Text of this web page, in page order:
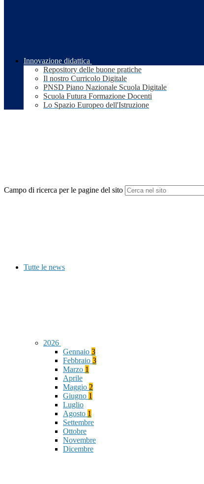
Innovazione didattica
Repository delle buone pratiche
Il nostro Curricolo Digitale
PNSD Piano Nazionale Scuola Digitale
Scuola Futura Formazione Docenti
Lo Spazio Europeo dell'Istruzione
Campo di ricerca per le pagine del sito
Tutte le news
2026
Gennaio 3
Febbraio 3
Marzo 1
Aprile
Maggio 2
Giugno 1
Luglio
Agosto 1
Settembre
Ottobre
Novembre
Dicembre